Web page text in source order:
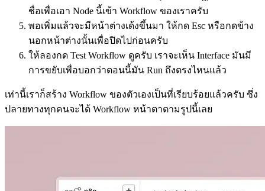
ชื่อเพื่อเอา Node นี้เข้า Workflow ของเราครับ
พอเพิ่มแล้วจะมีหน้าต่างเด้งขึ้นมา ให้กด Esc หรือกดข้าง
นอกหน้าต่างนั้นเพื่อปิดไปก่อนครับ
ให้ลองกด Test Workflow ดูครับ เราจะเห็น Interface มันมี
การขยับเพื่อบอกว่าตอนนี้มัน Run ถึงตรงไหนแล้ว
เท่านี้เราก็สร้าง Workflow ของตัวเองเป็นที่เรียบร้อยแล้วครับ ซึ่ง
ปลายทางทุกคนจะได้ Workflow หน้าตาตามรูปนี้เลย